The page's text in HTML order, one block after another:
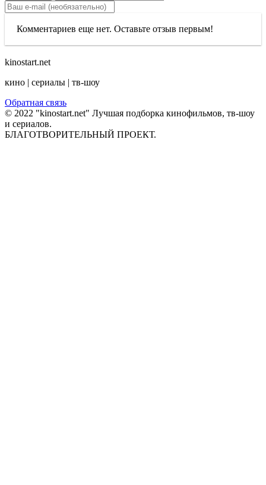
Комментариев еще нет. Оставьте отзыв первым!
kinostart.net
кино | сериалы | тв-шоу
Обратная связь
© 2022 "kinostart.net" Лучшая подборка кинофильмов, тв-шоу
и сериалов.
БЛАГОТВОРИТЕЛЬНЫЙ ПРОЕКТ.